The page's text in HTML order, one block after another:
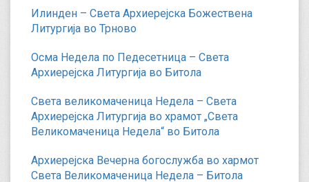
Илинден – Света Архиерејска Божествена
Литургија во Трново
Осма Недела по Педесетница – Света
Архиерејска Литургија во Битола
Света великомаченица Недела – Света
Архиерејска Литургија во храмот „Света
Великомаченица Недела“ во Битола
Архиерејска Вечерна богослужба во хармот
Света Великомаченица Недела – Битола